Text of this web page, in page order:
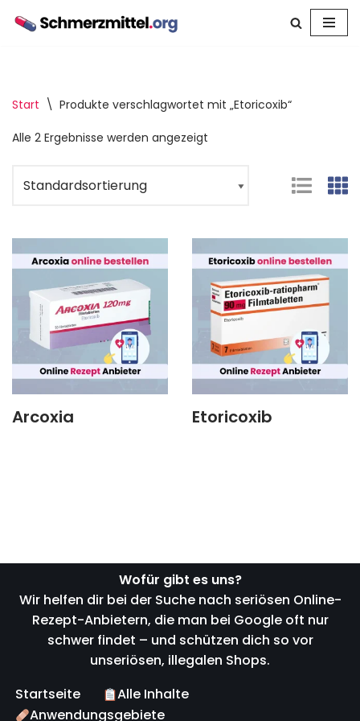
Start \ Produkte verschlagwortet mit „Etoricoxib“
Alle 2 Ergebnisse werden angezeigt
Arcoxia Etoricoxib
Wofür gibt es uns?
Wir helfen dir bei der Suche nach seriösen Online-
Rezept-Anbietern, die man bei Google oft nur
schwer findet – und schützen dich so vor
unseriösen, illegalen Shops.
Startseite
Alle Inhalte
Anwendungsgebiete